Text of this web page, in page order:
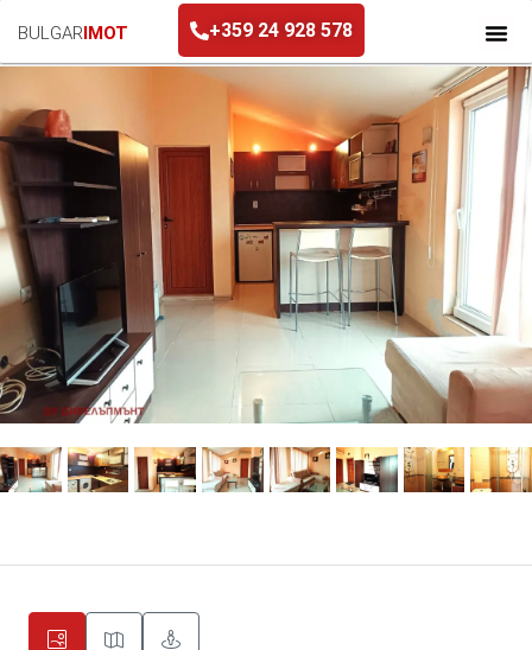
BULGARIMOT +359 24 928 578
+359 24 928 578